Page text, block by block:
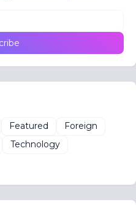
Featured
Foreign
Technology